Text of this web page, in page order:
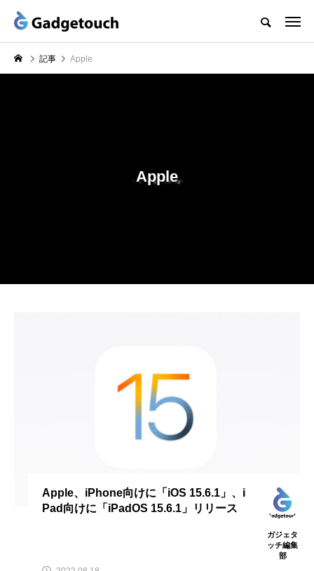
記事 Apple
Apple
Apple、iPhone向けに「iOS 15.6.1」、i
Pad向けに「iPadOS 15.6.1」リリース
ガジェタ
ッチ編集
部